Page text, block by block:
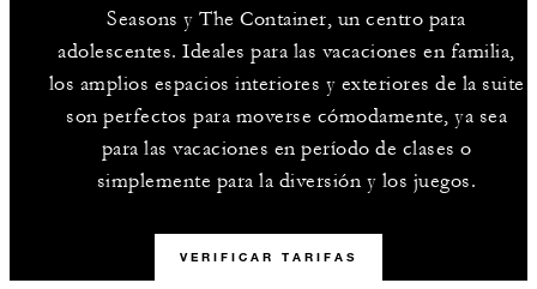
Seasons y The Container, un centro para
adolescentes. Ideales para las vacaciones en familia,
los amplios espacios interiores y exteriores de la suite
son perfectos para moverse cómodamente, ya sea
para las vacaciones en período de clases o
simplemente para la diversión y los juegos.
VERIFICAR TARIFAS